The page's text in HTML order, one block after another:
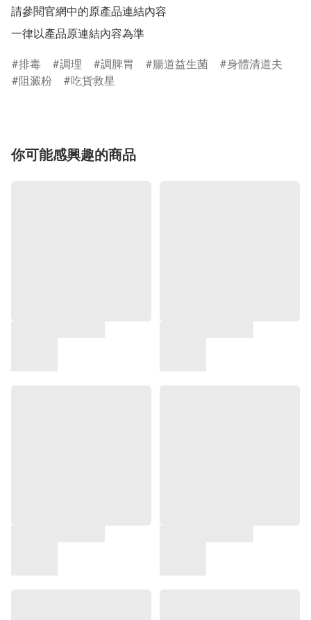
請參閱官網中的原產品連結內容
一律以產品原連結內容為準
排毒 調理 調脾胃 腸道益生菌
身體清道夫
阻澱粉
吃貨救星
你可能感興趣的商品